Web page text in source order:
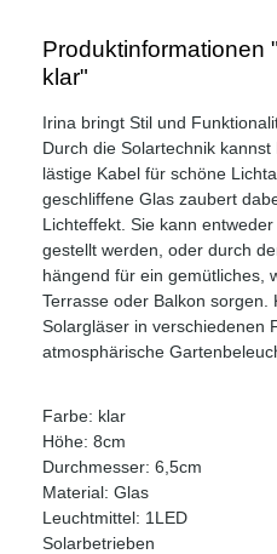
Produktinformationen
klar"
Irina bringt Stil und
Durch die Solartechnik
lästige Kabel für schöne
geschliffene Glas zaubert
Lichteffekt. Sie kann
gestellt werden, oder durch
hängend für ein gemütliches,
Terrasse oder Balkon sorgen.
Solargläser in verschiedenen
atmosphärische
Farbe: klar
Höhe: 8cm
Durchmesser: 6,5cm
Material: Glas
Leuchtmittel: 1LED
Solarbetrieben